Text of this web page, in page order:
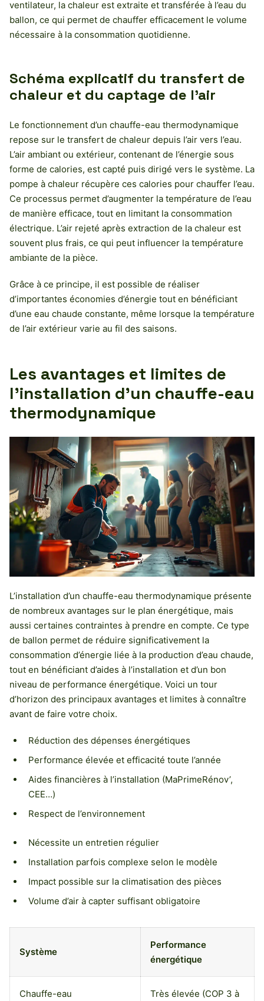
ventilateur, la chaleur est extraite et transférée à l’eau du
ballon, ce qui permet de chauffer efficacement le volume
nécessaire à la consommation quotidienne.
Schéma explicatif du transfert de
chaleur et du captage de l’air
Le fonctionnement d’un chauffe-eau thermodynamique
repose sur le transfert de chaleur depuis l’air vers l’eau.
L’air ambiant ou extérieur, contenant de l’énergie sous
forme de calories, est capté puis dirigé vers le système. La
pompe à chaleur récupère ces calories pour chauffer l’eau.
Ce processus permet d’augmenter la température de l’eau
de manière efficace, tout en limitant la consommation
électrique. L’air rejeté après extraction de la chaleur est
souvent plus frais, ce qui peut influencer la température
ambiante de la pièce.
Grâce à ce principe, il est possible de réaliser
d’importantes économies d’énergie tout en bénéficiant
d’une eau chaude constante, même lorsque la température
de l’air extérieur varie au fil des saisons.
Les avantages et limites de
l’installation d’un chauffe-eau
thermodynamique
L’installation d’un chauffe-eau thermodynamique présente
de nombreux avantages sur le plan énergétique, mais
aussi certaines contraintes à prendre en compte. Ce type
de ballon permet de réduire significativement la
consommation d’énergie liée à la production d’eau chaude,
tout en bénéficiant d’aides à l’installation et d’un bon
niveau de performance énergétique. Voici un tour
d’horizon des principaux avantages et limites à connaître
avant de faire votre choix.
Réduction des dépenses énergétiques
Performance élevée et efficacité toute l’année
Aides financières à l’installation (MaPrimeRénov’,
CEE…)
Respect de l’environnement
Nécessite un entretien régulier
Installation parfois complexe selon le modèle
Impact possible sur la climatisation des pièces
Volume d’air à capter suffisant obligatoire
Système
Performance
énergétique
Chauffe-eau
Très élevée (COP 3 à